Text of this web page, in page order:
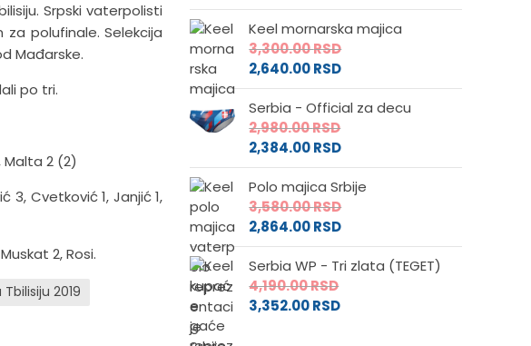
Srpski vaterpolisti
polufinale. Selekcija
Mađarske.
po tri.
Malta 2 (2)
3, Cvetković 1, Janjić 1,
2, Rosi.
2019
Keel mornarska majica
3,300.00RSD
2,640.00RSD
Serbia - Official za decu
2,980.00RSD
2,384.00RSD
Polo majica Srbije
3,580.00RSD
2,864.00RSD
Serbia WP - Tri zlata (TEGET)
4,190.00RSD
3,352.00RSD